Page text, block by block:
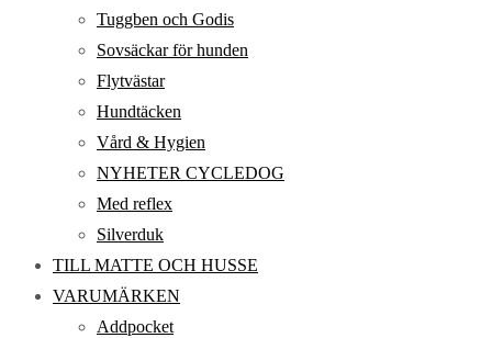
Tuggben och Godis
Sovsäckar för hunden
Flytvästar
Hundtäcken
Vård & Hygien
NYHETER CYCLEDOG
Med reflex
Silverduk
TILL MATTE OCH HUSSE
VARUMÄRKEN
Addpocket